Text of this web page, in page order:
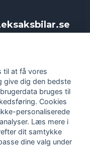
til at få vores
give dig den bedste
bruges til
Cookies
personaliserede
Læs mere i
dit samtykke
dine valg under